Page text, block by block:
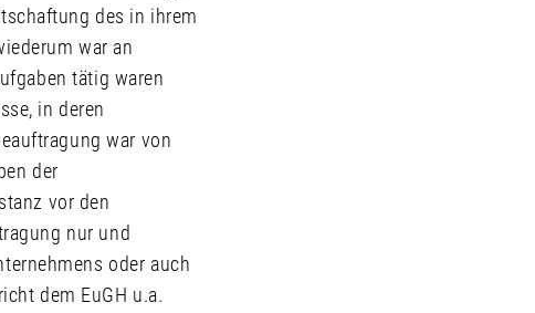
des in ihrem
war an
tätig waren
in deren
war von
der
vor den
nur und
oder auch
dem EuGH u.a.